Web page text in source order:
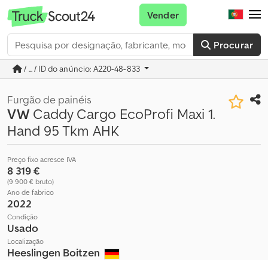
Procurar
Vender
/ ... / ID do anúncio: A220-48-833
Furgão de painéis
VW Caddy Cargo EcoProfi Maxi 1.
Hand 95 Tkm AHK
Preço fixo acresce IVA
8 319 €
(9 900 € bruto)
Ano de fabrico
2022
Condição
Usado
Localização
Heeslingen Boitzen